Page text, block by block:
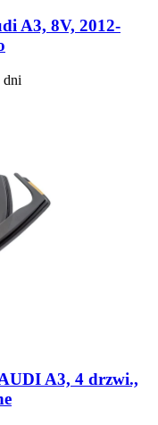
A3, 8V, 2012-
dni
A3, 4 drzwi.,